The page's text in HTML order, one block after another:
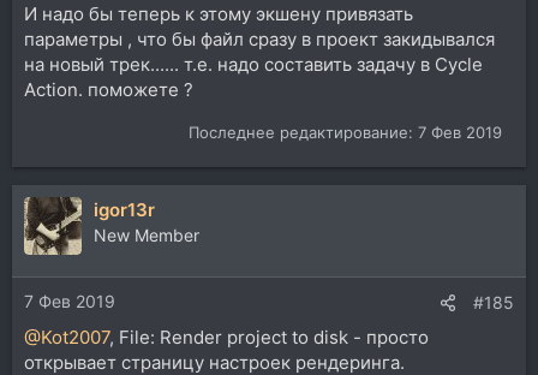
И надо бы теперь к этому экшену привязать
параметры , что бы файл сразу в проект закидывался
на новый трек...... т.е. надо составить задачу в Cycle
Action. поможете ?
Последнее редактирование: 7 Фев 2019
igor13r
New Member
7 Фев 2019 #185
@Kot2007, File: Render project to disk - просто
открывает страницу настроек рендеринга.